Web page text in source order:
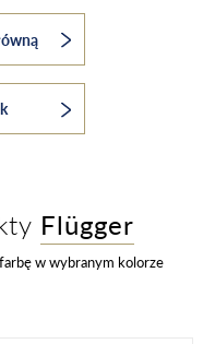
Flügger
w wybranym kolorze